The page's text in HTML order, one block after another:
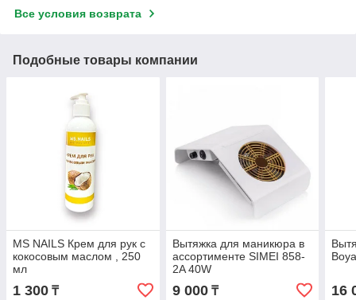
Все условия возврата
Подобные товары компании
MS NAILS Крем для рук с
кокосовым маслом , 250
мл
1 300 ₸
Вытяжка для маникюра в
ассортименте SIMEI 858-
2A 40W
9 000₸ 16